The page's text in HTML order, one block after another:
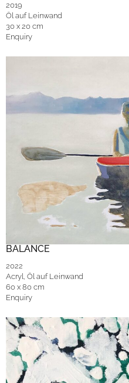
2019
Öl auf Leinwand
30 x 20 cm
Enquiry
BALANCE
2022
Acryl, Öl auf Leinwand
60 x 80 cm
Enquiry